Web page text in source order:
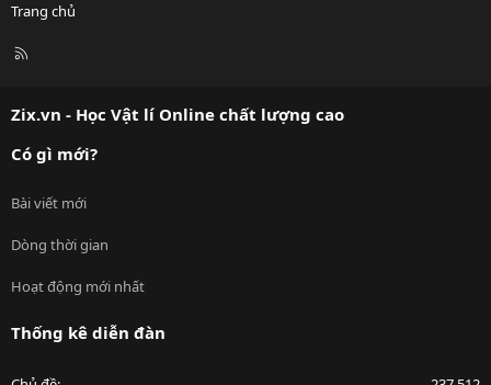
Trang chủ
R
Zix.vn - Học Vật lí Online chất lượng cao
Có gì mới?
Bài viết mới
Dòng thời gian
Hoạt động mới nhất
Thống kê diễn đàn